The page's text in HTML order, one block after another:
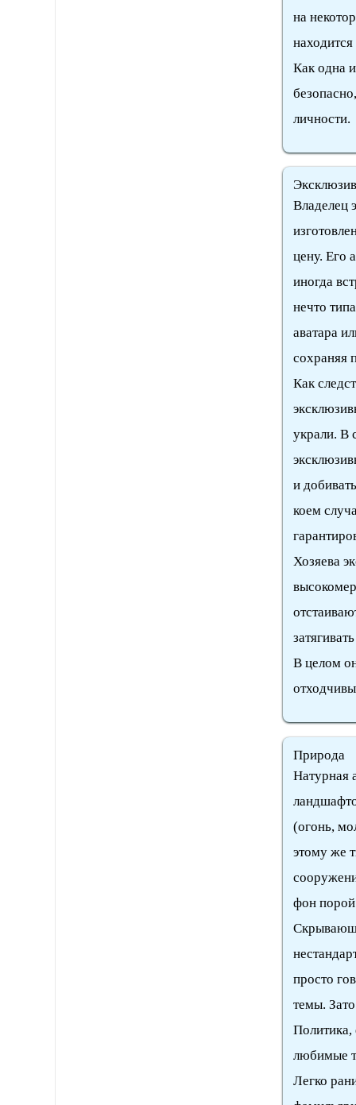
на
Как одна
личности.
Эксклюзив
Владелец
цену. Его
иногда
нечто
аватара
сохраняя
Как
украли. В
и
коем
Хозяева
В целом
Природа
Натурная
(огонь,
этому же
фон
просто
темы.
Политика,
любимые
Легко